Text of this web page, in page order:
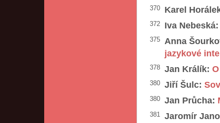
370 Karel
372 Iva Nebeská:
375
Anna
jazykové
378 Jan Králík:
380 Jiří Šulc:
380 Jan Průcha:
381
Jaromír